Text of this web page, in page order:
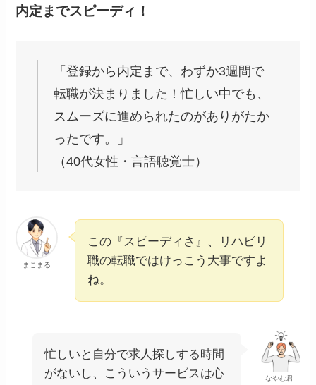
内定までスピーディ！
「登録から内定まで、わずか3週間で
転職が決まりました！忙しい中でも、
スムーズに進められたのがありがたか
ったです。」
（40代女性・言語聴覚士）
まこまる
この『スピーディさ』、リハビリ
職の転職ではけっこう大事ですよ
ね。
なやむ君
忙しいと自分で求人探しする時間
がないし、こういうサービスは心